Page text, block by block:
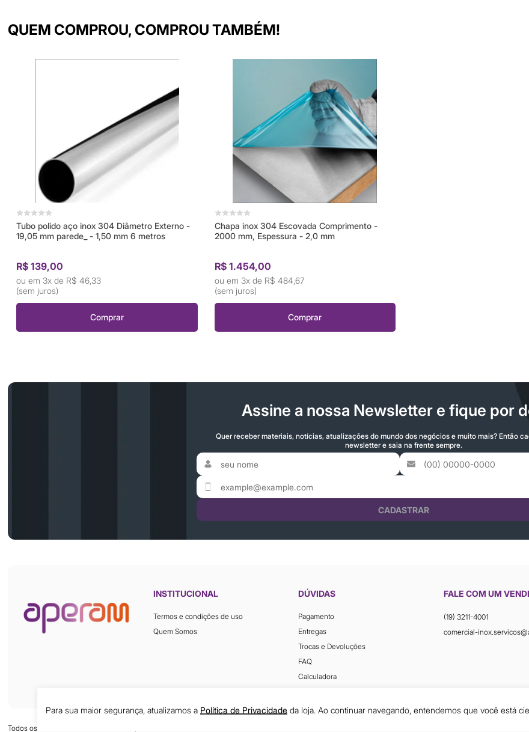
Para sua maior segurança, atualizamos a Política de Privacidade da loja. Ao continuar navegando, entendemos que você está
QUEM COMPROU, COMPROU TAMBÉM!
Tubo polido aço inox 304 Diâmetro Externo -
19,05 mm parede_ - 1,50 mm 6 metros
R$ 139,00
3x de R$ 46,33
(sem juros)
Comprar
Chapa inox 304 Escovada Comprimento -
2000 mm, Espessura - 2,0 mm
R$ 1.454,00
3x de R$ 484,67
(sem juros)
Comprar
Assine a nossa Newsletter e fique por
Quer receber materiais, notícias, atualizações do mundo dos negócios e muito mais? Então
newsletter e saia na frente sempre.
CADASTRAR
INSTITUCIONAL
Termos e condições de uso
Quem Somos
DÚVIDAS
Pagamento
Entregas
Trocas e Devoluções
FAQ
Calculadora
FALE COM UM
(19) 3211-4001
comercial-
Todos os direitos reservados © 2026 Aperam Inox